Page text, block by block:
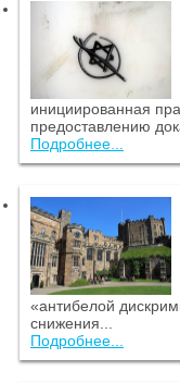
инициированная
предоставлению
Подробнее...
«антибелой
снижения...
Подробнее...